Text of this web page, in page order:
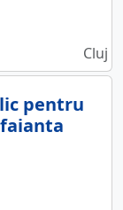
Cluj
pentru